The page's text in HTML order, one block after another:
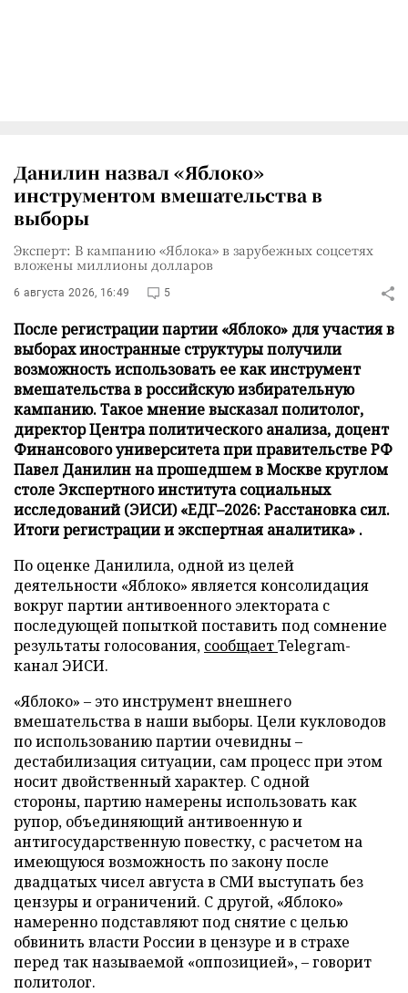
Данилин назвал «Яблоко»
инструментом вмешательства в
выборы
Эксперт: В кампанию «Яблока» в зарубежных соцсетях
вложены миллионы долларов
6 августа 2026, 16:49 5
После регистрации партии «Яблоко» для участия в
выборах иностранные структуры получили
возможность использовать ее как инструмент
вмешательства в российскую избирательную
кампанию. Такое мнение высказал политолог,
директор Центра политического анализа, доцент
Финансового университета при правительстве РФ
Павел Данилин на прошедшем в Москве круглом
столе Экспертного института социальных
исследований (ЭИСИ) «ЕДГ–2026: Расстановка сил.
Итоги регистрации и экспертная аналитика» .
По оценке Данилила, одной из целей
деятельности «Яблоко» является консолидация
вокруг партии антивоенного электората с
последующей попыткой поставить под сомнение
результаты голосования, сообщаетTelegram-
канал ЭИСИ.
«Яблоко» – это инструмент внешнего
вмешательства в наши выборы. Цели кукловодов
по использованию партии очевидны –
дестабилизация ситуации, сам процесс при этом
носит двойственный характер. С одной
стороны, партию намерены использовать как
рупор, объединяющий антивоенную и
антигосударственную повестку, с расчетом на
имеющуюся возможность по закону после
двадцатых чисел августа в СМИ выступать без
цензуры и ограничений. С другой, «Яблоко»
намеренно подставляют под снятие с целью
обвинить власти России в цензуре и в страхе
перед так называемой «оппозицией», – говорит
политолог.